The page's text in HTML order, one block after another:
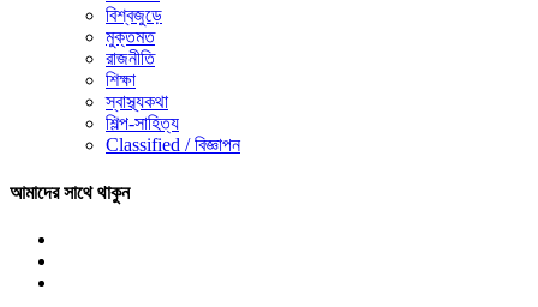
বিশ্বজুড়ে
মুক্তমত
রাজনীতি
শিক্ষা
স্বাস্থ্যকথা
শিল্প-সাহিত্য
Classified / বিজ্ঞাপন
আমাদের সাথে থাকুন